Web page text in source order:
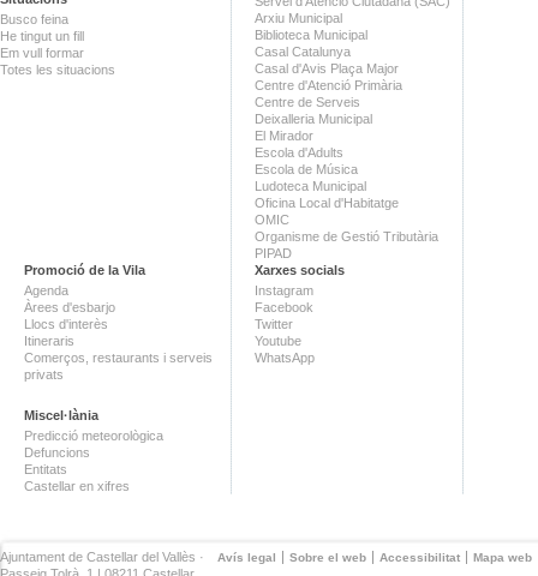
Busco feina
He tingut un fill
Em vull formar
Totes les situacions
Arxiu Municipal
Biblioteca Municipal
Casal Catalunya
Casal d'Avis Plaça Major
Centre d'Atenció Primària
Centre de Serveis
Deixalleria Municipal
El Mirador
Escola d'Adults
Escola de Música
Ludoteca Municipal
Oficina Local d'Habitatge
OMIC
Organisme de Gestió Tributària
PIPAD
Promoció de la Vila
Agenda
Àrees d'esbarjo
Llocs d'interès
Itineraris
Comerços, restaurants i serveis
privats
Miscel·lània
Predicció meteorològica
Defuncions
Entitats
Castellar en xifres
Xarxes socials
Instagram
Facebook
Twitter
Youtube
WhatsApp
Avís legal Sobre el web Accessibilitat Mapa web
Ajuntament de Castellar del Vallès ·